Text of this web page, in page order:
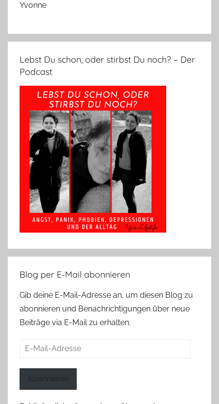
Yvonne
Lebst Du schon, oder stirbst Du noch? – Der
Podcast
Blog per E-Mail abonnieren
Gib deine E-Mail-Adresse an, um diesen Blog zu
abonnieren und Benachrichtigungen über neue
Beiträge via E-Mail zu erhalten.
E-
Abonnieren